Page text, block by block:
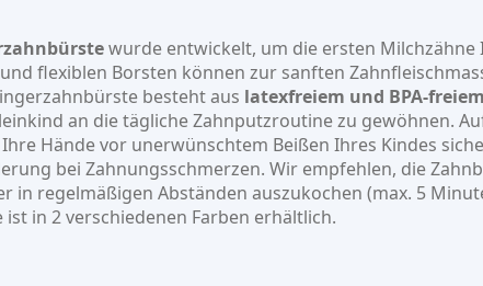
wurde entwickelt, um die ersten Milchzähne
flexiblen Borsten können zur sanften
besteht aus latexfreiem und BPA-
an die tägliche Zahnputzroutine zu gewöhnen.
Hände vor unerwünschtem Beißen Ihres Kindes
bei Zahnungsschmerzen. Wir empfehlen, die
in regelmäßigen Abständen auszukochen (max. 5
in 2 verschiedenen Farben erhältlich.